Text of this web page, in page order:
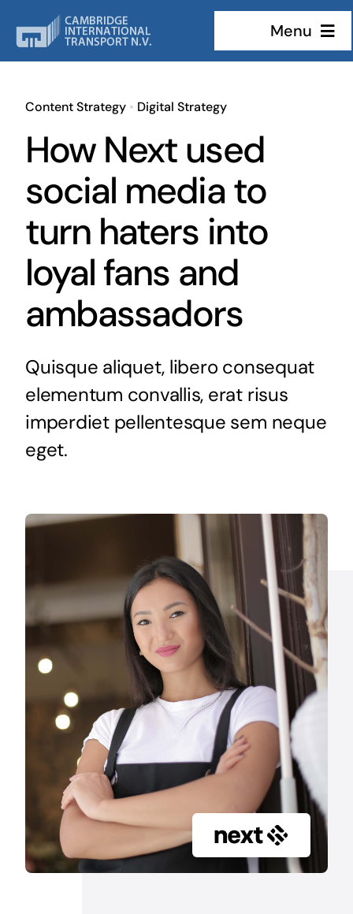
content
Menu
Custom
About
Content Strategy• Digital Strategy
How Next used
social media to
turn haters into
loyal fans and
ambassadors
Quisque aliquet, libero consequat
elementum convallis, erat risus
imperdiet pellentesque sem neque
eget.